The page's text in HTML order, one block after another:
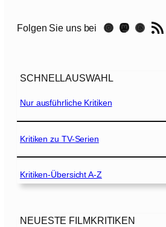
2
]
Folgen Sie uns bei Instagram Mastodon Threads RSS-Feed
SCHNELLAUSWAHL
Nur ausführliche Kritiken
Kritiken zu TV-Serien
Kritiken-Übersicht A-Z
NEUESTE FILMKRITIKEN